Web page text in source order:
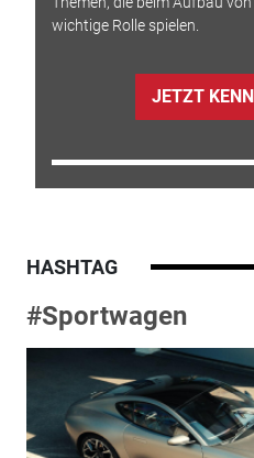
wichtige Rolle spielen.
JETZT
HASHTAG
#Sportwagen